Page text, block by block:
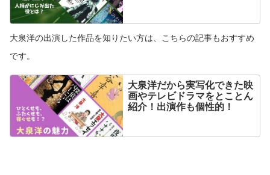
大泉洋の出演した作品を知りたい方は、こちらの記事もおすすめ
です。
大泉洋だから実写化できた映
画やテレビドラマをとことん
紹介！出演作も個性的！